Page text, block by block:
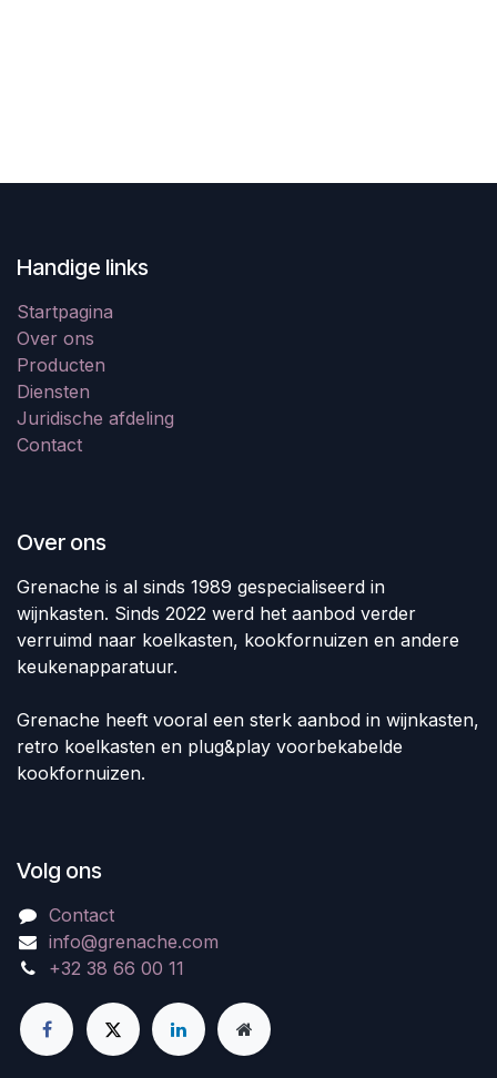
Handige links
Startpagina
Over ons
Producten
Diensten
Juridische afdeling
Contact
Over ons
Grenache is al sinds 1989 gespecialiseerd in
wijnkasten. Sinds 2022 werd het aanbod verder
verruimd naar koelkasten, kookfornuizen en andere
keukenapparatuur.
Grenache heeft vooral een sterk aanbod in wijnkasten,
retro koelkasten en plug&play voorbekabelde
kookfornuizen.
Volg ons
Contact
info@grenache.com
+32 38 66 00 11